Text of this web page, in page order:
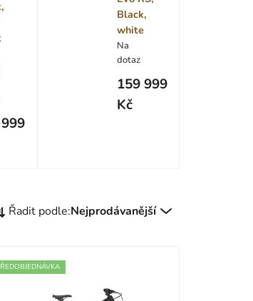
Black,
white
Na
dotaz
159 999
Kč
Řadit podle:Nejprodávanější